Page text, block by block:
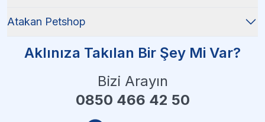
Atakan Petshop
Aklınıza Takılan Bir Şey Mi Var?
Bizi Arayın
0850 466 42 50